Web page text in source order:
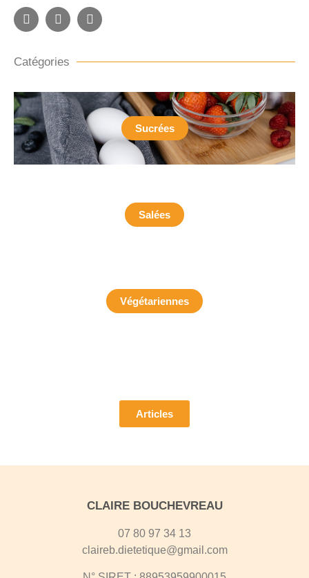
Catégories
Sucrées
Salées
Végétariennes
Articles
CLAIRE BOUCHEVREAU
07 80 97 34 13
claireb.dietetique@gmail.com​